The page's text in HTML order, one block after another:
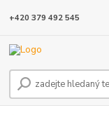
+420 379 492 545